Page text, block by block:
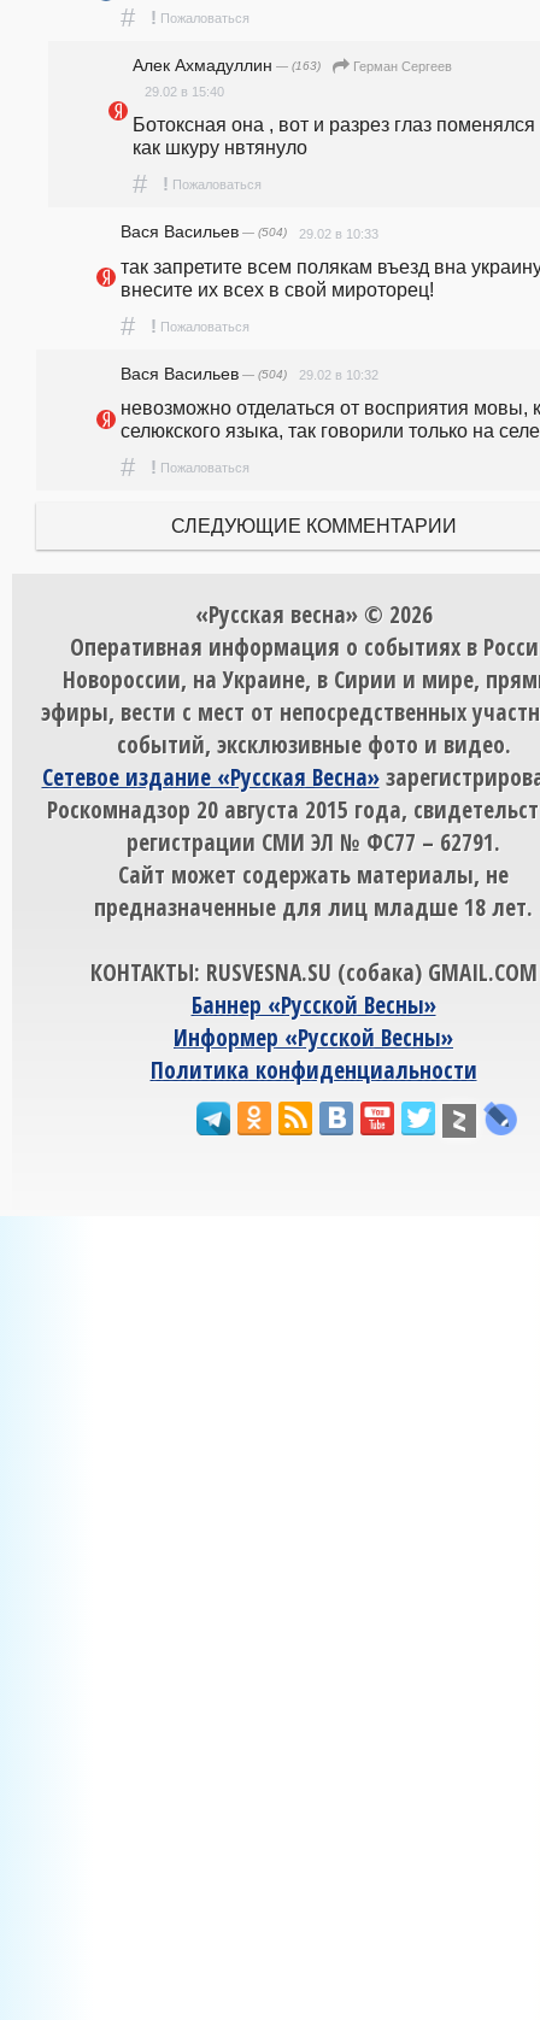
# ! Пожаловаться
Алек Ахмадуллин — (163)
Герман Сергеев
29.02 в 15:40
Ботоксная она , вот и разрез глаз поменялся
как шкуру нвтянуло
# ! Пожаловаться
Вася Васильев — (504) 29.02 в 10:33
так запретите всем полякам въезд вна
внесите их всех в свой мироторец!
# ! Пожаловаться
Вася Васильев — (504) 29.02 в 10:32
невозможно отделаться от восприятия мовы,
селюкского языка, так говорили только на селе
# ! Пожаловаться
СЛЕДУЮЩИЕ КОММЕНТАРИИ
«Русская весна» © 2026
Оперативная информация о событиях в
Новороссии, на Украине, в Сирии и мире,
эфиры, вести с мест от непосредственных
событий, эксклюзивные фото и видео.
Сетевое издание «Русская Весна»
Роскомнадзор 20 августа 2015 года,
регистрации СМИ ЭЛ № ФС77 – 62791.
Сайт может содержать материалы, не
предназначенные для лиц младше 18 лет.
КОНТАКТЫ: RUSVESNA.SU (собака) GMAIL.COM
Баннер «Русской Весны»
Информер «Русской Весны»
Политика конфиденциальности